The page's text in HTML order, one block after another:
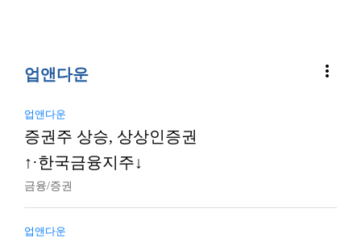
업앤다운 more_vert
업앤다운
증권주 상승, 상상인증권
↑·한국금융지주↓
금융/증권
업앤다운